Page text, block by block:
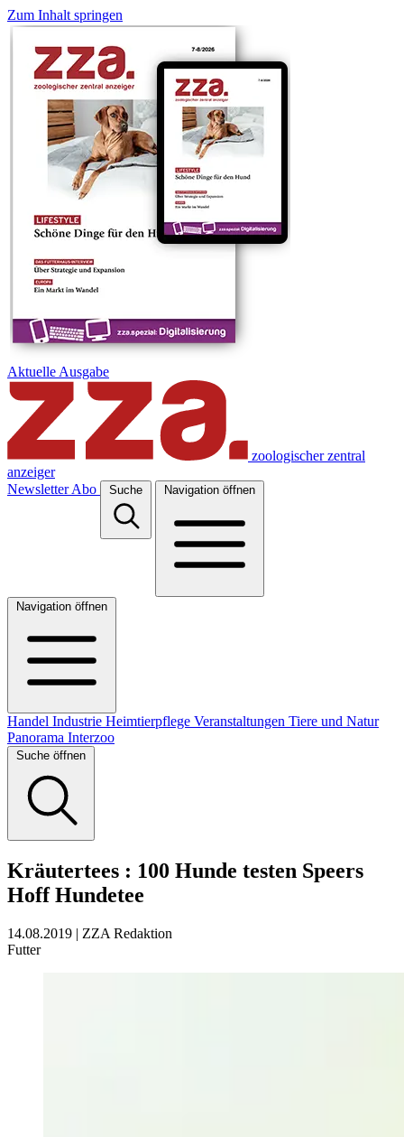
Zum Inhalt springen
Aktuelle Ausgabe
zoologischer zentral
anzeiger
Newsletter Abo Suche Navigation öffnen
Navigation öffnen
Handel Industrie Heimtierpflege Veranstaltungen Tiere und Natur
Panorama Interzoo
Suche öffnen
Kräutertees : 100 Hunde testen Speers
Hoff Hundetee
14.08.2019 | ZZA Redaktion
Futter